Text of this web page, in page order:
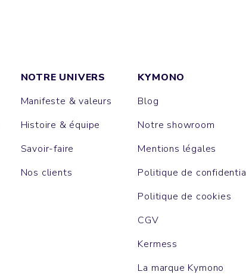
NOTRE UNIVERS
Manifeste & valeurs
Histoire & équipe
Savoir-faire
Nos clients
KYMONO
Blog
Notre showroom
Mentions légales
Politique de
Politique de cookies
CGV
Kermess
La marque Kymono